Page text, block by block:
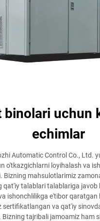
binolari uchun
echimlar
Automatic Control Co., Ltd.
o'tkazgichlarni loyihalash va
Bizning mahsulotlarimiz
qat'iy talablari talablariga javob
ishonchlilikga e'tibor qaratgan
sertifikatlangan va qat'iy
Bizning tajribali jamoamiz ham